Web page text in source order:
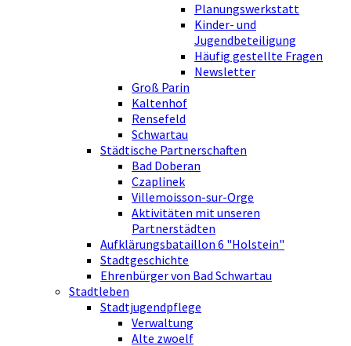
Planungswerkstatt
Kinder- und
Jugendbeteiligung
Häufig gestellte Fragen
Newsletter
Groß Parin
Kaltenhof
Rensefeld
Schwartau
Städtische Partnerschaften
Bad Doberan
Czaplinek
Villemoisson-sur-Orge
Aktivitäten mit unseren
Partnerstädten
Aufklärungsbataillon 6 "Holstein"
Stadtgeschichte
Ehrenbürger von Bad Schwartau
Stadtleben
Stadtjugendpflege
Verwaltung
Alte zwoelf